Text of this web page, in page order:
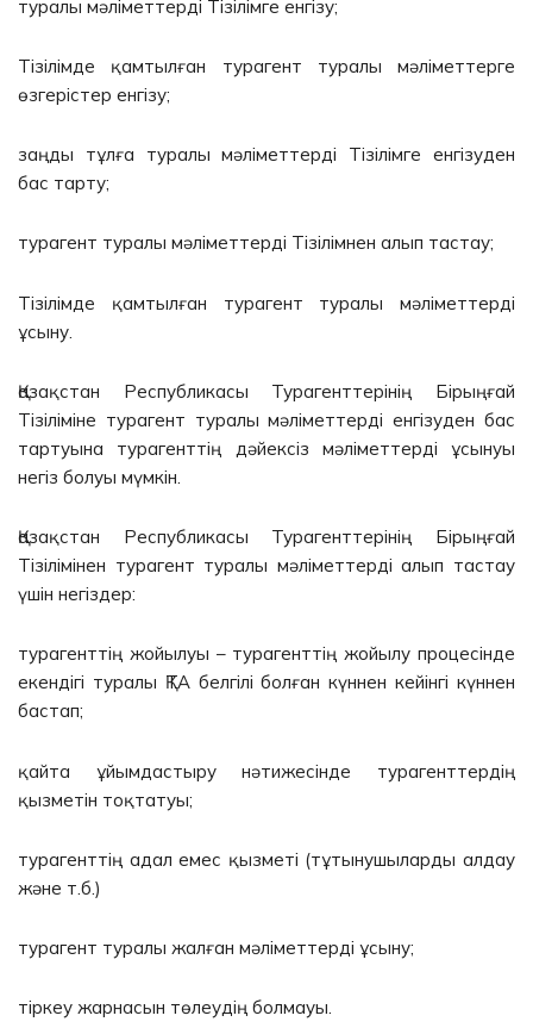
туралы мәліметтерді Тізілімге енгізу;
Тізілімде қамтылған турагент туралы мәліметтерге
өзгерістер енгізу;
заңды тұлға туралы мәліметтерді Тізілімге енгізуден
бас тарту;
турагент туралы мәліметтерді Тізілімнен алып тастау;
Тізілімде қамтылған турагент туралы мәліметтерді
ұсыну.
Қазақстан Республикасы Турагенттерінің Бірыңғай
Тізіліміне турагент туралы мәліметтерді енгізуден бас
тартуына турагенттің дәйексіз мәліметтерді ұсынуы
негіз болуы мүмкін.
Қазақстан Республикасы Турагенттерінің Бірыңғай
Тізілімінен турагент туралы мәліметтерді алып тастау
үшін негіздер:
турагенттің жойылуы – турагенттің жойылу процесінде
екендігі туралы ҚТА белгілі болған күннен кейінгі күннен
бастап;
қайта ұйымдастыру нәтижесінде турагенттердің
қызметін тоқтатуы;
турагенттің адал емес қызметі (тұтынушыларды алдау
және т.б.)
турагент туралы жалған мәліметтерді ұсыну;
тіркеу жарнасын төлеудің болмауы.